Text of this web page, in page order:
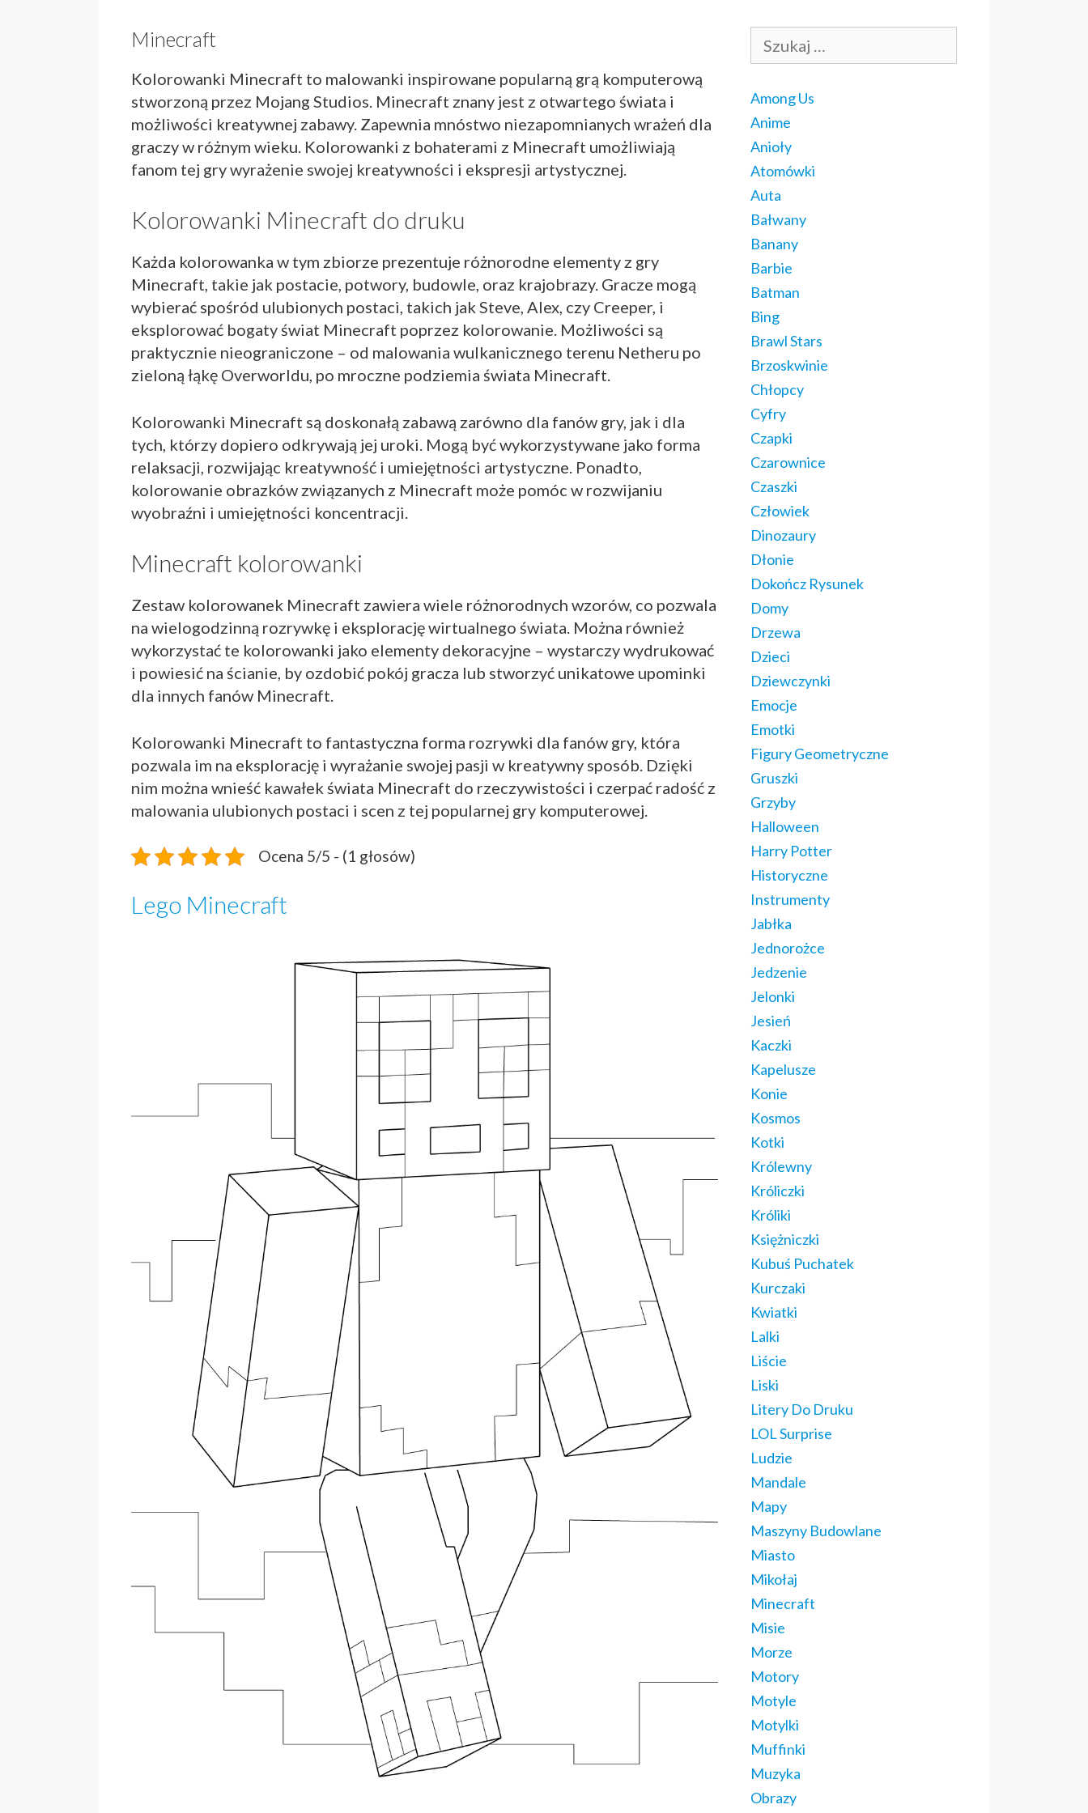
Minecraft
Kolorowanki Minecraft to malowanki inspirowane popularną grą komputerową
stworzoną przez Mojang Studios. Minecraft znany jest z otwartego świata i
możliwości kreatywnej zabawy. Zapewnia mnóstwo niezapomnianych wrażeń dla
graczy w różnym wieku. Kolorowanki z bohaterami z Minecraft umożliwiają
fanom tej gry wyrażenie swojej kreatywności i ekspresji artystycznej.
Kolorowanki Minecraft do druku
Każda kolorowanka w tym zbiorze prezentuje różnorodne elementy z gry
Minecraft, takie jak postacie, potwory, budowle, oraz krajobrazy. Gracze mogą
wybierać spośród ulubionych postaci, takich jak Steve, Alex, czy Creeper, i
eksplorować bogaty świat Minecraft poprzez kolorowanie. Możliwości są
praktycznie nieograniczone – od malowania wulkanicznego terenu Netheru po
zieloną łąkę Overworldu, po mroczne podziemia świata Minecraft.
Kolorowanki Minecraft są doskonałą zabawą zarówno dla fanów gry, jak i dla
tych, którzy dopiero odkrywają jej uroki. Mogą być wykorzystywane jako forma
relaksacji, rozwijając kreatywność i umiejętności artystyczne. Ponadto,
kolorowanie obrazków związanych z Minecraft może pomóc w rozwijaniu
wyobraźni i umiejętności koncentracji.
Minecraft kolorowanki
Zestaw kolorowanek Minecraft zawiera wiele różnorodnych wzorów, co pozwala
na wielogodzinną rozrywkę i eksplorację wirtualnego świata. Można również
wykorzystać te kolorowanki jako elementy dekoracyjne – wystarczy wydrukować
i powiesić na ścianie, by ozdobić pokój gracza lub stworzyć unikatowe upominki
dla innych fanów Minecraft.
Kolorowanki Minecraft to fantastyczna forma rozrywki dla fanów gry, która
pozwala im na eksplorację i wyrażanie swojej pasji w kreatywny sposób. Dzięki
nim można wnieść kawałek świata Minecraft do rzeczywistości i czerpać radość z
malowania ulubionych postaci i scen z tej popularnej gry komputerowej.
Ocena 5/5 - (1 głosów)
Lego Minecraft
Among Us
Anime
Anioły
Atomówki
Auta
Bałwany
Banany
Barbie
Batman
Bing
Brawl Stars
Brzoskwinie
Chłopcy
Cyfry
Czapki
Czarownice
Czaszki
Człowiek
Dinozaury
Dłonie
Dokończ Rysunek
Domy
Drzewa
Dzieci
Dziewczynki
Emocje
Emotki
Figury Geometryczne
Gruszki
Grzyby
Halloween
Harry Potter
Historyczne
Instrumenty
Jabłka
Jednorożce
Jedzenie
Jelonki
Jesień
Kaczki
Kapelusze
Konie
Kosmos
Kotki
Królewny
Króliczki
Króliki
Księżniczki
Kubuś Puchatek
Kurczaki
Kwiatki
Lalki
Liście
Liski
Litery Do Druku
LOL Surprise
Ludzie
Mandale
Mapy
Maszyny Budowlane
Miasto
Mikołaj
Minecraft
Misie
Morze
Motory
Motyle
Motylki
Muffinki
Muzyka
Obrazy